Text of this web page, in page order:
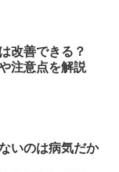
改善できる？
注意点を解説
いのは病気だか